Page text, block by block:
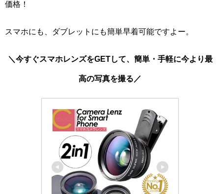
価格！
スマホにも、ダブレットにも簡単早着可能ですよー。
＼今すぐスマホレンズをGETして、簡単・手軽に今より最
高の写真を撮る／